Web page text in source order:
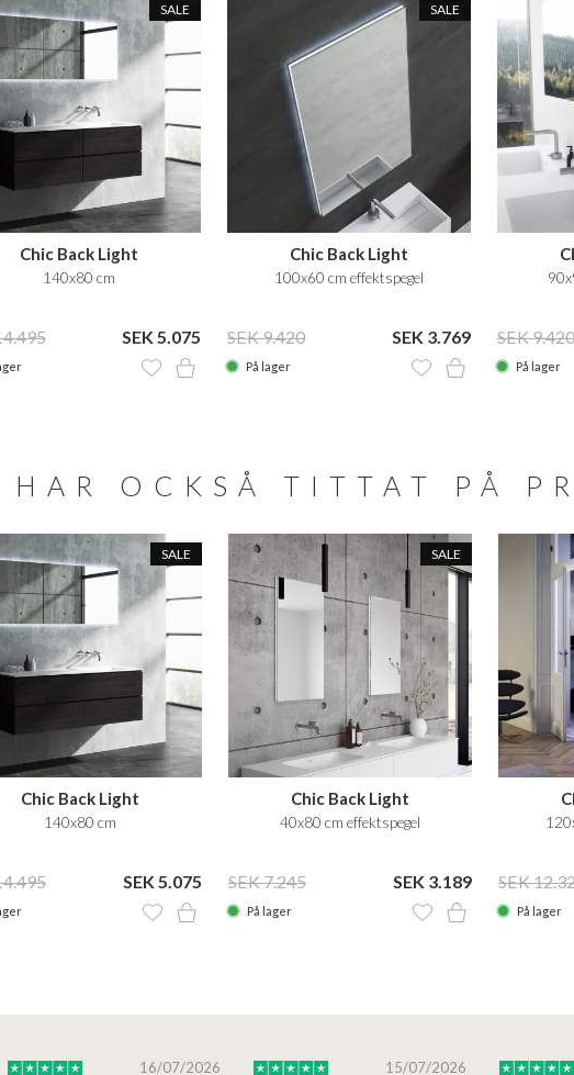
SALE
Chic Back Light
140x80 cm
SEK 5.075
SALE
Chic Back Light
100x60 cm effektspegel
SEK 9.420 SEK 3.769
På lager
SEK 9.420
På lager
HAR OCKSÅ TITTAT PÅ
SALE
Chic Back Light
140x80 cm
SEK 5.075
SALE
Chic Back Light
40x80 cm effektspegel
SEK 7.245 SEK 3.189
På lager
SEK
På lager
16/07/2026 15/07/2026